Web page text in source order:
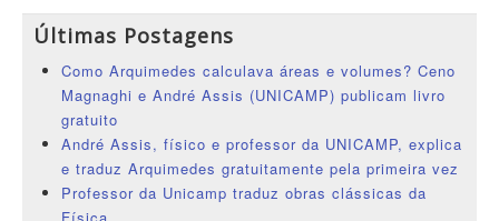
Últimas Postagens
Como Arquimedes calculava áreas e volumes? Ceno
Magnaghi e André Assis (UNICAMP) publicam livro
gratuito
André Assis, físico e professor da UNICAMP, explica
e traduz Arquimedes gratuitamente pela primeira vez
Professor da Unicamp traduz obras clássicas da